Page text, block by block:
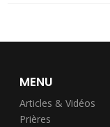
MENU
Articles & Vidéos
Prières